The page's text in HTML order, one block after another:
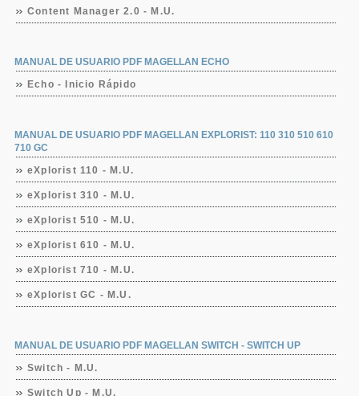
Content Manager 2.0 - M.U.
MANUAL DE USUARIO PDF MAGELLAN ECHO
Echo - Inicio Rápido
MANUAL DE USUARIO PDF MAGELLAN EXPLORIST: 110 310 510 610
710 GC
eXplorist 110 - M.U.
eXplorist 310 - M.U.
eXplorist 510 - M.U.
eXplorist 610 - M.U.
eXplorist 710 - M.U.
eXplorist GC - M.U.
MANUAL DE USUARIO PDF MAGELLAN SWITCH - SWITCH UP
Switch - M.U.
Switch Up - M.U.